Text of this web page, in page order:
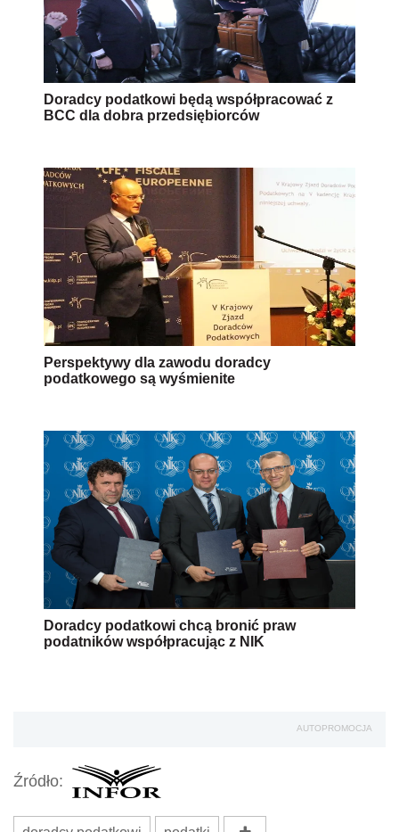
Doradcy podatkowi będą współpracować z
BCC dla dobra przedsiębiorców
Perspektywy dla zawodu doradcy
podatkowego są wyśmienite
Doradcy podatkowi chcą bronić praw
podatników współpracując z NIK
AUTOPROMOCJA
Źródło: